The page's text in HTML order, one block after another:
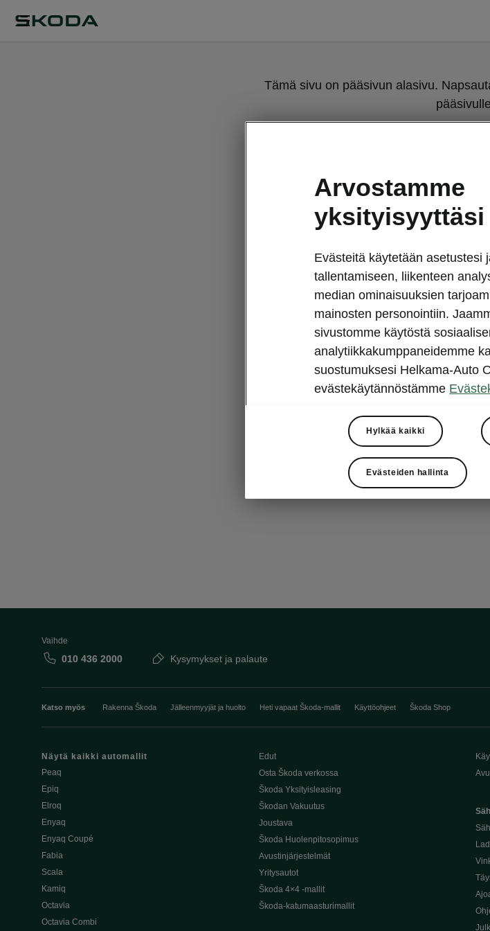
Tämä sivu on pääsivun alasivu.
Vaihde
010 436 2000 Kysymykset ja palaute
Katso myös Rakenna Škoda Jälleenmyyjät ja huolto Heti vapaat Škoda-mallit Käyttöohjeet Škoda Shop
Näytä kaikki automallit
Peaq
Epiq
Elroq
Enyaq
Enyaq Coupé
Fabia
Scala
Kamiq
Octavia
Octavia Combi
Edut
Osta Škoda verkossa
Škoda Yksityisleasing
Škodan Vakuutus
Joustava
Škoda Huolenpitosopimus
Avustinjärjestelmät
Yritysautot
Škoda 4×4 -mallit
Škoda-katumaasturimallit
Arvostamme
yksityisyyttäsi
Evästeitä käytetään asetustesi
tallentamiseen, liikenteen
median ominaisuuksien
mainosten personointiin.
sivustomme käytöstä
analytiikkakumppaneidemme
suostumuksesi Helkama-Auto
evästekäytännöstämme
Hylkää kaikki
Evästeiden hallinta